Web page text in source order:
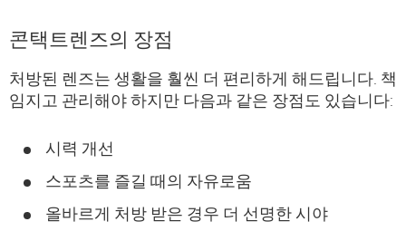
콘택트렌즈의 장점
처방된 렌즈는 생활을 훨씬 더 편리하게 해드립니다. 책
임지고 관리해야 하지만 다음과 같은 장점도 있습니다:
시력 개선
스포츠를 즐길 때의 자유로움
올바르게 처방 받은 경우 더 선명한 시야